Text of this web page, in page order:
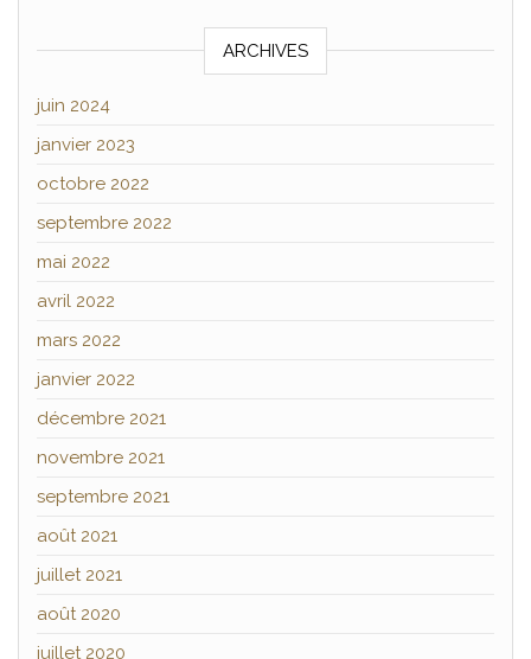
ARCHIVES
juin 2024
janvier 2023
octobre 2022
septembre 2022
mai 2022
avril 2022
mars 2022
janvier 2022
décembre 2021
novembre 2021
septembre 2021
août 2021
juillet 2021
août 2020
juillet 2020